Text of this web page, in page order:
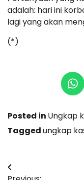
adalah: hari ini
lagi yang akan
(*)
Posted in Ungkap
Taggedungkap
Navigasi